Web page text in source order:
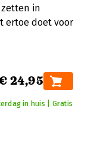
in
ertoe doet voor
24,95
in huis | Gratis